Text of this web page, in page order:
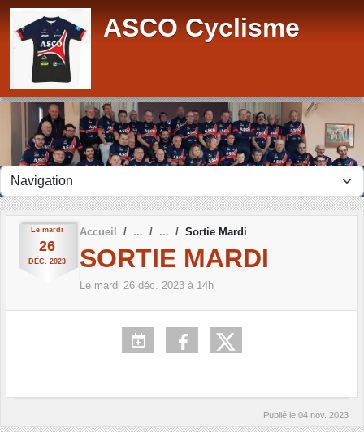
ASCO Cyclisme
Le mardi
26
DÉC. 2023
Accueil Sortie Mardi
SORTIE MARDI
Le mardi 26 déc. 2023 à 14h
Publié le 04 nov. 2023
Panneau de gestion des cookies